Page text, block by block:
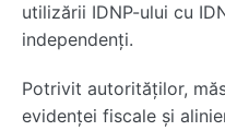
utilizării IDNP-ului cu
independenți.
Potrivit autorităților,
evidenței fiscale și